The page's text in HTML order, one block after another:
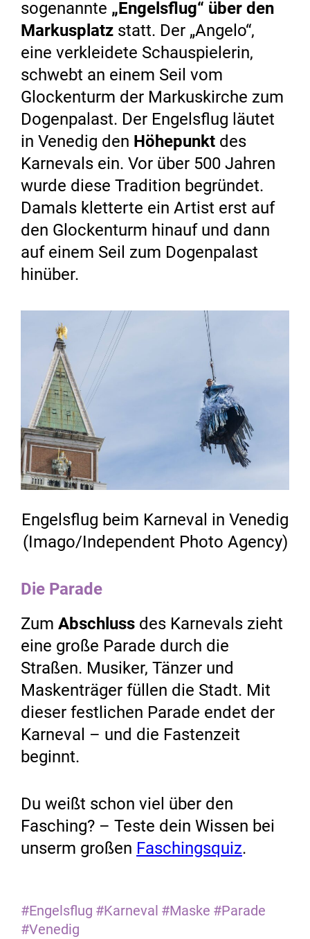
sogenannte „Engelsflug“ über den
Markusplatz statt. Der „Angelo“,
eine verkleidete Schauspielerin,
schwebt an einem Seil vom
Glockenturm der Markuskirche zum
Dogenpalast. Der Engelsflug läutet
in Venedig den Höhepunkt des
Karnevals ein. Vor über 500 Jahren
wurde diese Tradition begründet.
Damals kletterte ein Artist erst auf
den Glockenturm hinauf und dann
auf einem Seil zum Dogenpalast
hinüber.
Engelsflug beim Karneval in Venedig
(Imago/Independent Photo Agency)
Die Parade
Zum Abschluss des Karnevals zieht
eine große Parade durch die
Straßen. Musiker, Tänzer und
Maskenträger füllen die Stadt. Mit
dieser festlichen Parade endet der
Karneval – und die Fastenzeit
beginnt.
Du weißt schon viel über den
Fasching? – Teste dein Wissen bei
unserm großen Faschingsquiz.
#Engelsflug #Karneval #Maske #Parade
#Venedig